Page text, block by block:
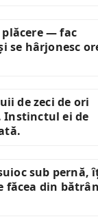
— fac
se hârjonesc
de zeci de ori
Instinctul ei de
sub pernă,
făcea din